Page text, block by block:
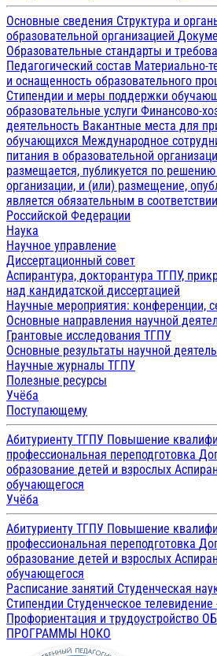
Основные сведения Структура и
образовательной организацией
Образовательные стандарты и
Педагогический состав Материально-
и оснащенность образовательного
Стипендии и меры поддержки
образовательные услуги Финансово-
деятельность Вакантные места для
обучающихся Международное
питания в образовательной
размещается, публикуется по
организации, и (или) размещение,
является обязательным в
Российской Федерации
Наука
Научное управление
Диссертационный совет
Аспирантура, докторантура ТГПУ,
над кандидатской диссертацией
Научные мероприятия: конференции,
Основные направления научной
Грантовые исследования ТГПУ
Основные результаты научной
Научные журналы ТГПУ
Полезные ресурсы
Учёба
Поступающему
Абитуриенту ТГПУ Повышение
профессиональная переподготовка
образование детей и взрослых
обучающегося
Учёба
Абитуриенту ТГПУ Повышение
профессиональная переподготовка
образование детей и взрослых
обучающегося
Расписание занятий Студенческая
Стипендии Студенческое
Профориентация и трудоустройство
ПРОГРАММЫ НОКО